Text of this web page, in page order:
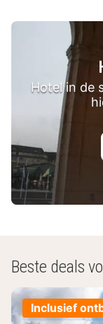
Hotel in de
Beste deals
Inclusief